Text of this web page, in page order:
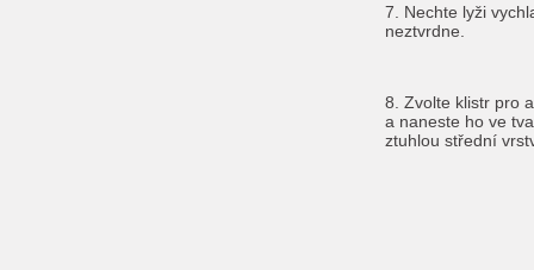
7. Nechte lyži
neztvrdne.
8. Zvolte klistr pro
a naneste ho ve
ztuhlou střední